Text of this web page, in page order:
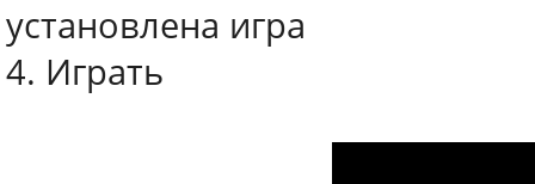
установлена игра
4. Играть